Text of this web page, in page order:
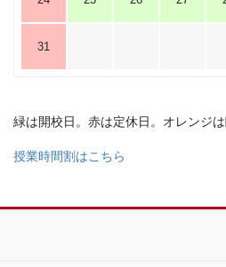
31
緑は開校日。赤は定休日。オレンジは
授業時間割はこちら